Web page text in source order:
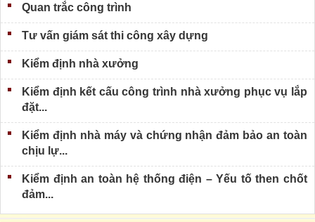
Quan trắc công trình
Tư vấn giám sát thi công xây dựng
Kiểm định nhà xưởng
Kiểm định kết cấu công trình nhà xưởng phục vụ lắp
đặt...
Kiểm định nhà máy và chứng nhận đảm bảo an toàn
chịu lự...
Kiểm định an toàn hệ thống điện – Yếu tố then chốt
đảm...